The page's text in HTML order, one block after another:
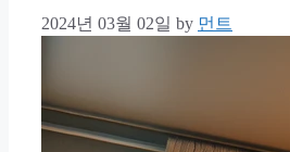
2024년 03월 02일 by 먼트